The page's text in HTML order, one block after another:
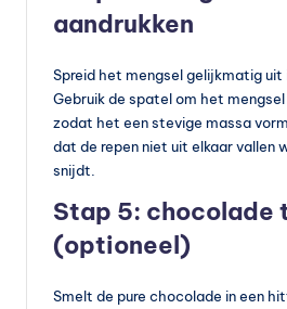
aandrukken
Spreid het mengsel gelijkmatig uit
Gebruik de spatel om het mengsel
zodat het een stevige massa
dat de repen niet uit elkaar vallen
snijdt.
Stap 5: chocolade
(optioneel)
Smelt de pure chocolade in een